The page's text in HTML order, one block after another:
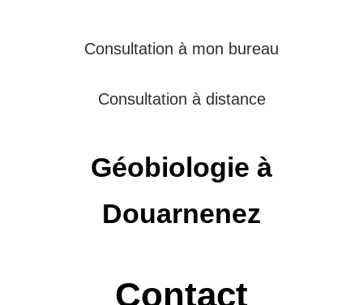
Consultation à mon bureau
Consultation à distance
Géobiologie à
Douarnenez
Contact